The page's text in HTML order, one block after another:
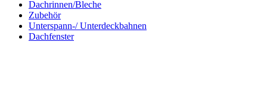
Dachrinnen/Bleche
Zubehör
Unterspann-/ Unterdeckbahnen
Dachfenster